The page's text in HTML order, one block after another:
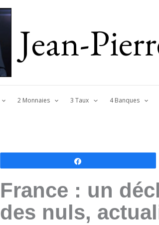
Jean-
2 Monnaies 3 Taux 4 Banques
France : un
des nuls,